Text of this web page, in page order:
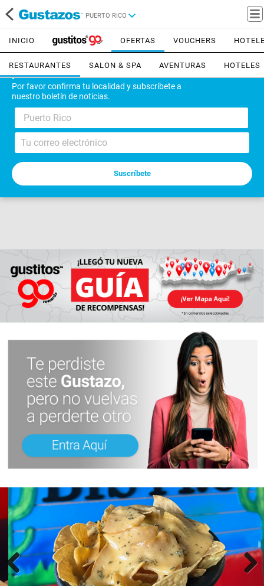
PUERTO RICO
¡Bienvenido!
Por favor confirma tu localidad y subscríbete a
nuestro boletín de noticias.
Puerto Rico
INICIO OFERTAS VOUCHERS
RESTAURANTES SALON & SPA AVENTURAS HOTELES